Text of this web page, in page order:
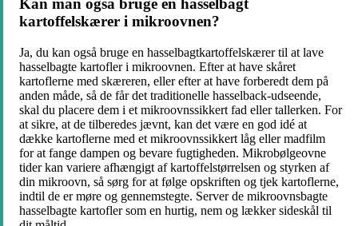
Kan man også bruge en hasselbagt
kartoffelskærer i mikroovnen?
Ja, du kan også bruge en hasselbagtkartoffelskærer til at lave
hasselbagte kartofler i mikroovnen. Efter at have skåret
kartoflerne med skæreren, eller efter at have forberedt dem på
anden måde, så de får det traditionelle hasselback-udseende,
skal du placere dem i et mikroovnssikkert fad eller tallerken. For
at sikre, at de tilberedes jævnt, kan det være en god idé at
dække kartoflerne med et mikroovnssikkert låg eller madfilm
for at fange dampen og bevare fugtigheden. Mikrobølgeovne
tider kan variere afhængigt af kartoffelstørrelsen og styrken af ​​
din mikroovn, så sørg for at følge opskriften og tjek kartoflerne,
indtil de er møre og gennemstegte. Server de mikroovnsbagte
hasselbagte kartofler som en hurtig, nem og lækker sideskål til